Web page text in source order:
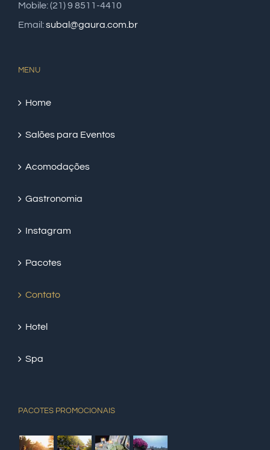
Mobile: (21) 9 8511-4410
Email:subal@gaura.com.br
MENU
Home
Salões para Eventos
Acomodações
Gastronomia
Instagram
Pacotes
Contato
Hotel
Spa
PACOTES PROMOCIONAIS